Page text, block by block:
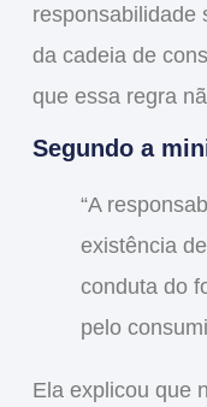
responsabilidade
da cadeia de
que essa regra
Segundo a
“A
existência de
conduta do
pelo
Ela explicou que